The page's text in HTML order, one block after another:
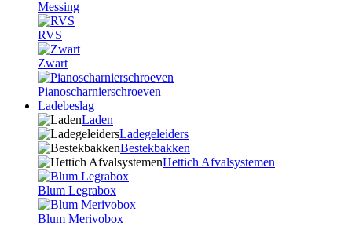
Messing
RVS
Zwart
Pianoscharnierschroeven
Ladebeslag
Laden
Ladegeleiders
Bestekbakken
Hettich Afvalsystemen
Blum Legrabox
Blum Merivobox